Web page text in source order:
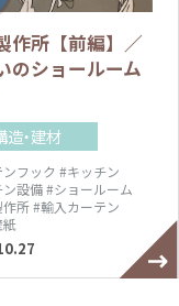
作所【前編】／
のショールーム
造・建材
フック #キッチン
設備#ショールーム
所#輸入カーテン
紙